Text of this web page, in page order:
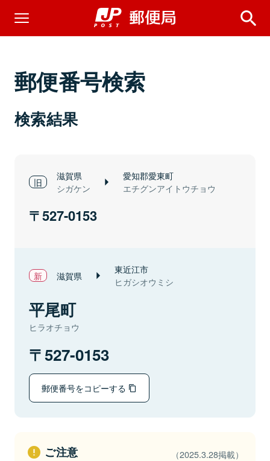
郵便番号検索
検索結果
滋賀県
シガケン
愛知郡愛東町
エチグンアイトウチョウ
527-0153
滋賀県 東近江市
ヒガシオウミシ
平尾町
ヒラオチョウ
527-0153
郵便番号をコピーする
ご注意 （2025.3.28掲載）